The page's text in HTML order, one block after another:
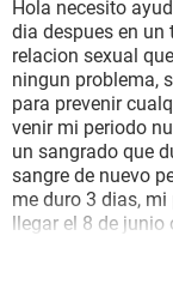
BIENESTAR
SEXUALIDAD
GLOSARIO
Hola necesito
dia despues en un
relacion sexual
ningun problema,
para prevenir
venir mi periodo
un sangrado que
sangre de nuevo
me duro 3 dias,
llegar el 8 de junio
tenido muxha
hice una prueba